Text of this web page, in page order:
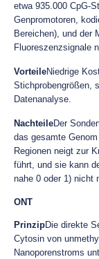
etwa 935.000 CpG-
Genpromotoren,
Bereichen), und der
Fluoreszenzsignale
VorteileNiedrige
Stichprobengrößen,
Datenanalyse.
NachteileDer
das gesamte
Regionen neigt zur
führt, und sie kann
nahe 0 oder 1) nicht
ONT
PrinzipDie direkte
Cytosin von
Nanoporenstroms